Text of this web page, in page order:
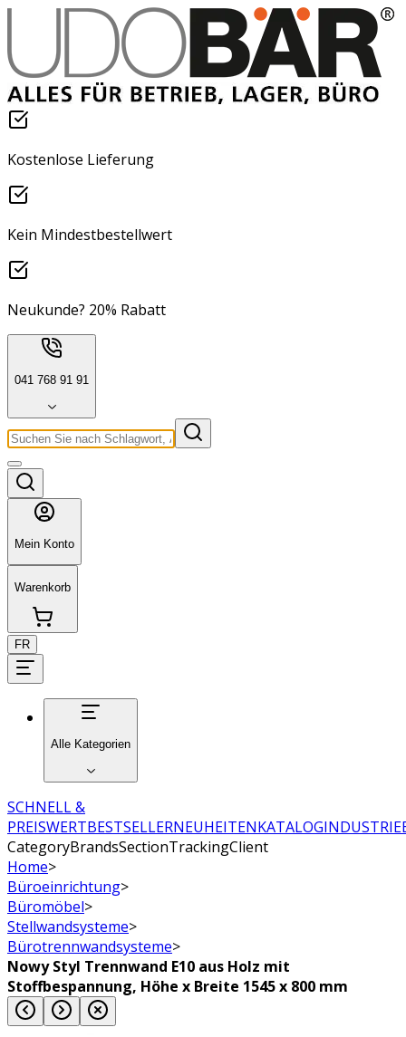
Kostenlose Lieferung
Kein Mindestbestellwert
Neukunde? 20% Rabatt
041 768 91 91
Mein Konto
Warenkorb
FR
Alle Kategorien
SCHNELL &
PREISWERTBESTSELLERNEUHEITENKATALOG
CategoryBrandsSectionTrackingClient
Home>
Büroeinrichtung>
Büromöbel>
Stellwandsysteme>
Bürotrennwandsysteme>
Nowy Styl Trennwand E10 aus Holz mit
Stoffbespannung, Höhe x Breite 1545 x 800 mm